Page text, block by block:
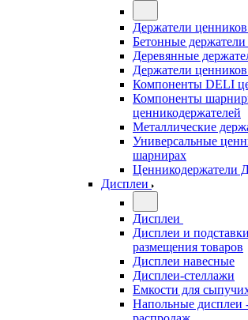
Держатели
Бетонные
Деревянные
Держатели
Компоненты DELI
Компоненты
ценникодержателей
Металлические
Универсальные
шарнирах
Ценникодержатели
Дисплеи
Дисплеи
Дисплеи и
размещения товаров
Дисплеи навесные
Дисплеи-стеллажи
Емкости для
Напольные дисплеи